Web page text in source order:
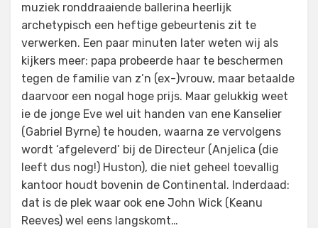
muziek ronddraaiende ballerina heerlijk
archetypisch een heftige gebeurtenis zit te
verwerken. Een paar minuten later weten wij als
kijkers meer: papa probeerde haar te beschermen
tegen de familie van z’n (ex-)vrouw, maar betaalde
daarvoor een nogal hoge prijs. Maar gelukkig weet
ie de jonge Eve wel uit handen van ene Kanselier
(Gabriel Byrne) te houden, waarna ze vervolgens
wordt ‘afgeleverd’ bij de Directeur (Anjelica (die
leeft dus nog!) Huston), die niet geheel toevallig
kantoor houdt bovenin de Continental. Inderdaad:
dat is de plek waar ook ene John Wick (Keanu
Reeves) wel eens langskomt…